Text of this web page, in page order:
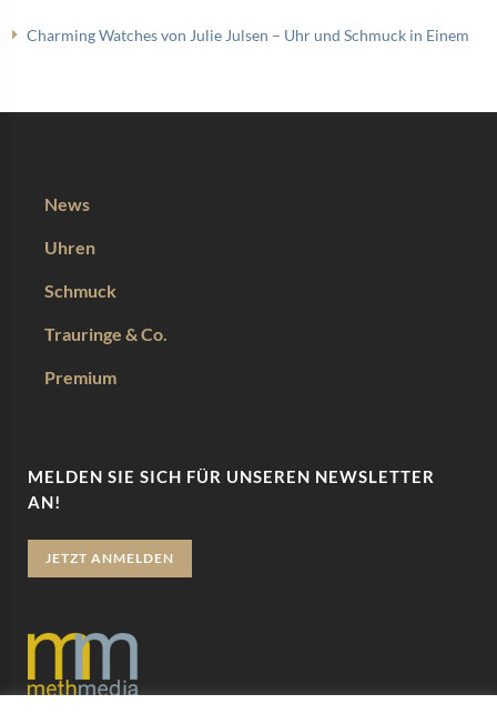
Charming Watches von Julie Julsen – Uhr und Schmuck in Einem
News
Uhren
Schmuck
Trauringe & Co.
Premium
MELDEN SIE SICH FÜR UNSEREN NEWSLETTER
AN!
JETZT ANMELDEN